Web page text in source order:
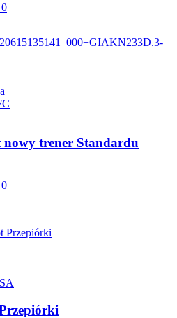
0
trener Standardu
0
Przepiórki